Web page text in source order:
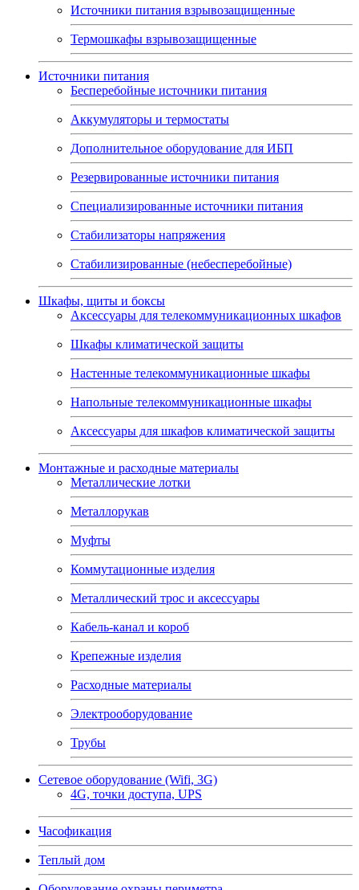
Источники питания взрывозащищенные
Термошкафы взрывозащищенные
Источники питания
Бесперебойные источники питания
Аккумуляторы и термостаты
Дополнительное оборудование для ИБП
Резервированные источники питания
Специализированные источники питания
Стабилизаторы напряжения
Стабилизированные (небесперебойные)
Шкафы, щиты и боксы
Аксессуары для телекоммуникационных шкафов
Шкафы климатической защиты
Настенные телекоммуникационные шкафы
Напольные телекоммуникационные шкафы
Аксессуары для шкафов климатической защиты
Монтажные и расходные материалы
Металлические лотки
Металлорукав
Муфты
Коммутационные изделия
Металлический трос и аксессуары
Кабель-канал и короб
Крепежные изделия
Расходные материалы
Электрооборудование
Трубы
Сетевое оборудование (Wifi, 3G)
4G, точки доступа, UPS
Часофикация
Теплый дом